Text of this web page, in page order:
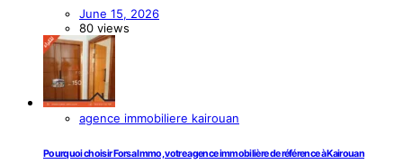
June 15, 2026
80 views
agence immobiliere kairouan
Pourquoi choisir Forsa Immo, votre agence immobilière de référence à Kairouan